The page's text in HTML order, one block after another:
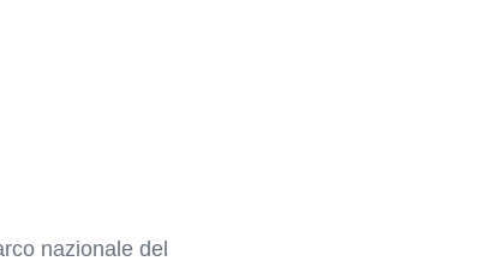
nazionale del